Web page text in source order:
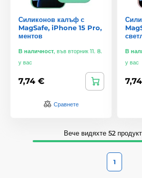
Силиконов калъф с
MagSafe, iPhone 15 Pro,
ментов
В наличност, във вторник 11. 8.
у вас
7,74 €
Сравнете
В
у вас
Вече видяхте 52
1